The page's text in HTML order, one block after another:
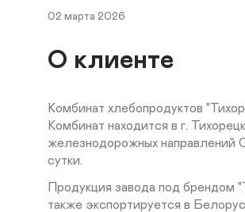
02 марта 2026
О клиенте
Комбинат хлебопродуктов
Комбинат находится в г.
железнодорожных направлений
сутки.
Продукция завода под брендом
также экспортируется в